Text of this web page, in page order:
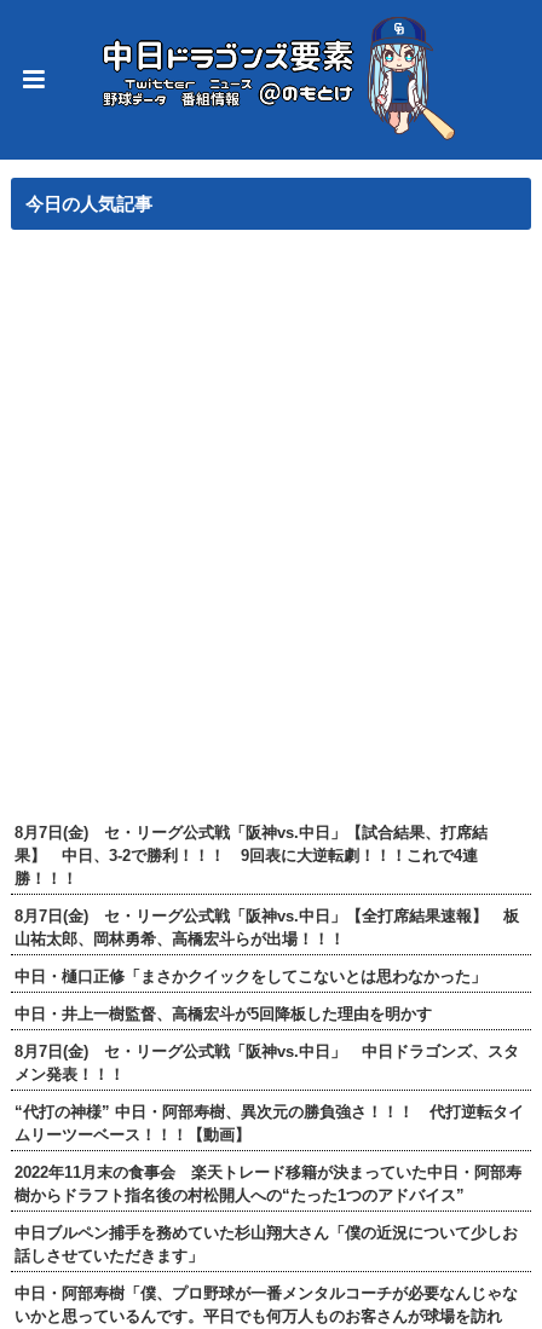
今日の人気記事
8月7日(金) セ・リーグ公式戦「阪神vs.中日」【試合結果、打席結
果】 中日、3-2で勝利！！！ 9回表に大逆転劇！！！これで4連
勝！！！
8月7日(金) セ・リーグ公式戦「阪神vs.中日」【全打席結果速報】 板
山祐太郎、岡林勇希、高橋宏斗らが出場！！！
中日・樋口正修「まさかクイックをしてこないとは思わなかった」
中日・井上一樹監督、高橋宏斗が5回降板した理由を明かす
8月7日(金) セ・リーグ公式戦「阪神vs.中日」 中日ドラゴンズ、スタ
メン発表！！！
“代打の神様” 中日・阿部寿樹、異次元の勝負強さ！！！ 代打逆転タイ
ムリーツーベース！！！【動画】
2022年11月末の食事会 楽天トレード移籍が決まっていた中日・阿部寿
樹からドラフト指名後の村松開人への“たった1つのアドバイス”
中日ブルペン捕手を務めていた杉山翔大さん「僕の近況について少しお
話しさせていただきます」
中日・阿部寿樹「僕、プロ野球が一番メンタルコーチが必要なんじゃな
いかと思っているんです。平日でも何万人ものお客さんが球場を訪れ